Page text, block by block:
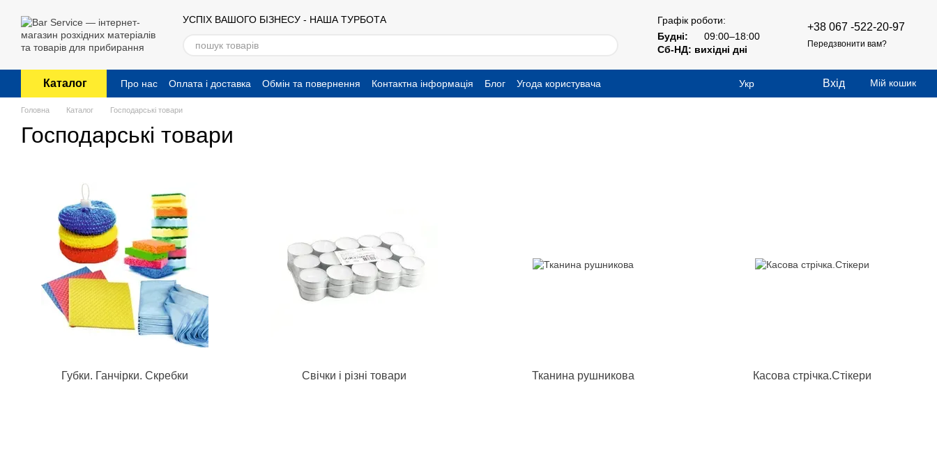
УСПІХ ВАШОГО БІЗНЕСУ - НАША ТУРБОТА
Графік роботи:
Будні:
09:00–18:00
Сб-НД: вихідні дні
+38 067 -522-20-97
Передзвонити вам?
Каталог Про нас Оплата і доставка Обмін та повернення Контактна інформація Блог
Угода користувача
Публічний договір (оферта)
Укр Вхід Мій кошик
Головна Каталог Господарські товари
Господарські товари
Губки. Ганчірки. Скребки Свічки і різні товари Тканина рушникова Касова стрічка.Стікери